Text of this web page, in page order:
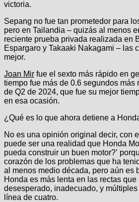
victoria.
Sepang no fue tan prometedor para
pero en Tailandia – quizás al menos
reciente prueba privada realizada en
Espargaro y Takaaki Nakagami – las
mejor.
Joan Mir fue el sexto más rápido en
tiempo fue más de 0.6 segundos más
de Q2 de 2024, que fue su mejor
en esa ocasión.
¿Qué es lo que ahora detiene a
No es una opinión original decir, con
puede ser una realidad que Honda
pueda construir un buen motor?’
corazón de los problemas que ha
al menos medio década, pero aún es
Honda es más lenta en las rectas
desesperado, inadecuado, y
línea de cuatro.